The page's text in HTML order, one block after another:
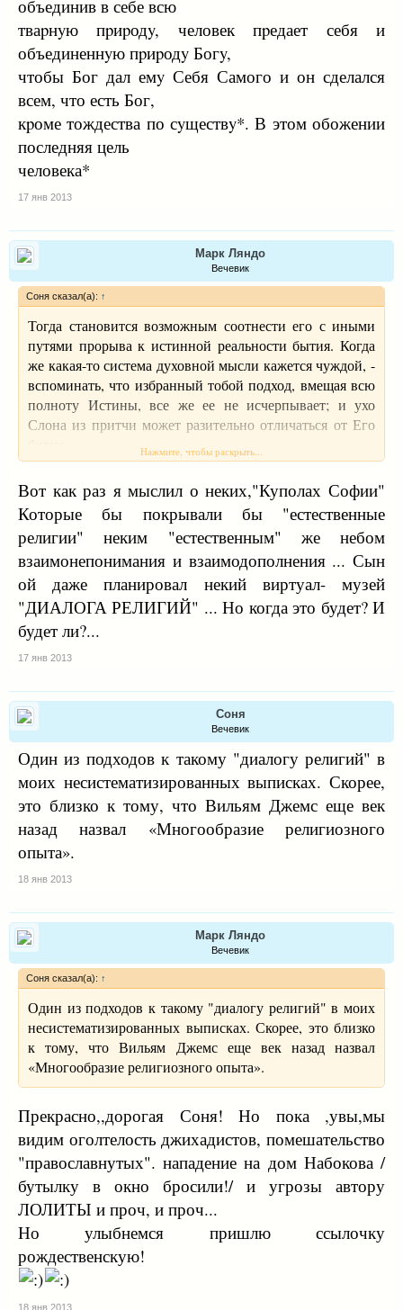
объединив в себе всю
тваpнyю пpиpодy, человек пpедает себя и
объединеннyю пpиpодy Богy,
чтобы Бог дал емy Себя Самого и он сделался
всем, что есть Бог,
кpоме тождества по сyществy*. В этом обожении
последняя цель
человека*
17 янв 2013
Марк Ляндо
Вечевик
Соня сказал(а): ↑
Тогда становится возможным соотнести его с иными
путями прорыва к истинной реальности бытия. Когда
же какая-то система духовной мысли кажется чуждой, -
вспоминать, что избранный тобой подход, вмещая всю
полноту Истины, все же ее не исчерпывает; и ухо
Слона из притчи может разительно отличаться от Его
Нажмите, чтобы раскрыть...
Вот как раз я мыслил о неких,"Куполах Софии"
Которые бы покрывали бы "естественные
религии" неким "естественным" же небом
взаимонепонимания и взаимодополнения ... Сын
ой даже планировал некий виртуал- музей
"ДИАЛОГА РЕЛИГИЙ" ... Но когда это будет? И
будет ли?...
17 янв 2013
Соня
Вечевик
Один из подходов к такому "диалогу религий" в
моих несистематизированных выписках. Скорее,
это близко к тому, что Вильям Джемс еще век
назад назвал «Многообразие религиозного
опыта».
18 янв 2013
Марк Ляндо
Вечевик
Соня сказал(а): ↑
Один из подходов к такому "диалогу религий" в моих
несистематизированных выписках. Скорее, это близко
к тому, что Вильям Джемс еще век назад назвал
«Многообразие религиозного опыта».
Прекрасно,,дорогая Соня! Но пока ,увы,мы
видим оголтелость джихадистов, помешательство
"православнутых". нападение на дом Набокова /
бутылку в окно бросили!/ и угрозы автору
ЛОЛИТЫ и проч, и проч...
Но улыбнемся пришлю ссылочку
рождественскую!
18 янв 2013